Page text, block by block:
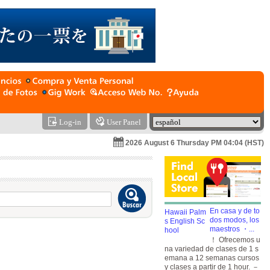
Log-in User Panel
2026 August 6 Thursday PM 04:04 (HST)
En casa y de to
dos modos, los
maestros ・...
！ Ofrecemos u
na variedad de clases de 1 s
emana a 12 semanas cursos
y clases a partir de 1 hour. －